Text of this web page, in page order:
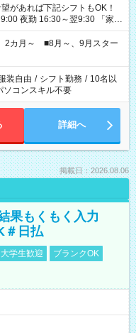
勤 16:30～翌9:30 「家族
って夕飯の準備がしたい」
ど、ご希望を教えてください
合計で週40時間を超える場
2カ月～ ■8月～、9月スター
装自由 / シフト勤務 / 10名以
ソコンスキル不要
詳細へ
掲載日：2026.08.06
果もくもく入力
＃日払
大学生歓迎
ブランクOK